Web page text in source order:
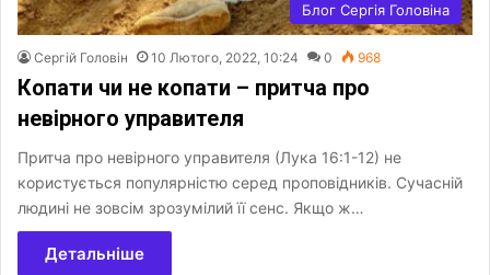
Блог Сергія Головіна
Сергій Головін 10 Лютого, 2022, 10:24 0 968
Копати чи не копати – притча про
невірного управителя
Притча про невірного управителя (Лука 16:1-12) не
користується популярністю серед проповідників. Сучасній
людині не зовсім зрозумілий її сенс. Якщо ж…
Детальніше